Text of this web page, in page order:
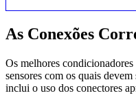
As Conexões
Os melhores
sensores com os quais
inclui o uso dos conectores